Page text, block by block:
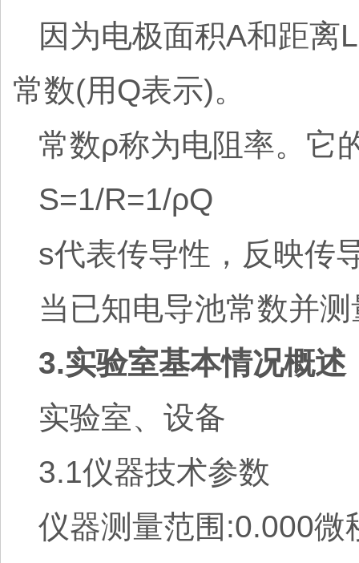
因为电极面积A和距离
常数(用Q表示)。
常数ρ称为电阻率。它
S=1/R=1/ρQ
s代表传导性，反映传
当已知电导池常数并
3.实验室基本情况概述
实验室、设备
3.1仪器技术参数
仪器测量范围:0.000